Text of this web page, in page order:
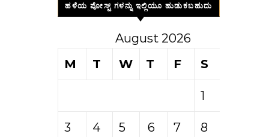
ಹಳೆಯ ಪೋಸ್ಟ್ ಗಳನ್ನು ಇಲ್ಲಿಯೂ ಹುಡುಕಬಹುದು
August 2026
M
T W T F S
1
3 4 5 6 7 8